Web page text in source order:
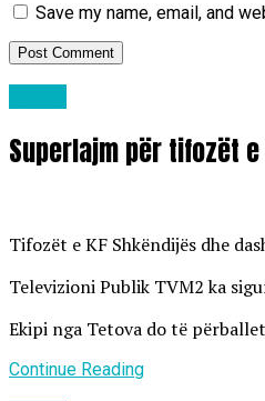
Save my name, email, and
Superlajm për tifozët
Tifozët e KF Shkëndijës dhe
Televizioni Publik TVM2 ka
Ekipi nga Tetova do të
Continue Reading